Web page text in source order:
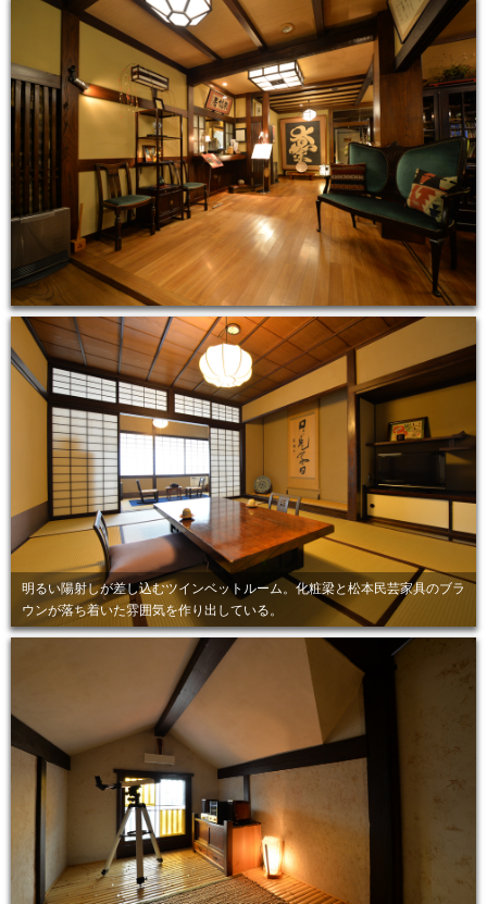
明るい陽射しが差し込むツインベットルーム。化粧梁と松本民芸家具のブラ
ウンが落ち着いた雰囲気を作り出している。